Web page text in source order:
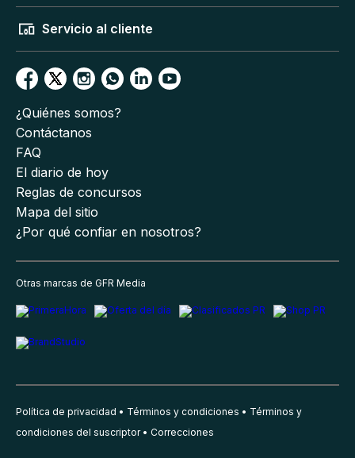
Servicio al cliente
¿Quiénes somos?
Contáctanos
FAQ
El diario de hoy
Reglas de concursos
Mapa del sitio
¿Por qué confiar en nosotros?
Otras marcas de GFR Media
Política de privacidad Términos y condiciones
Términos y
condiciones del suscriptor
Correcciones